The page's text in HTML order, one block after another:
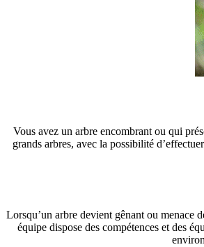
Vous avez un arbre encombrant ou qui
grands arbres, avec la possibilité
Lorsqu’un arbre devient gênant ou menace
équipe dispose des compétences et des